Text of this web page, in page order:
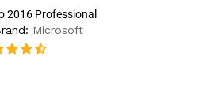
2016 Professional
Microsoft